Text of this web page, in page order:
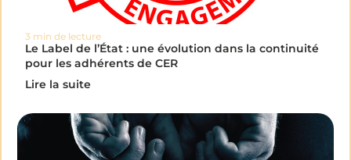
3 min de lecture
Le Label de l’État : une évolution dans la continuité
pour les adhérents de CER
Lire la suite